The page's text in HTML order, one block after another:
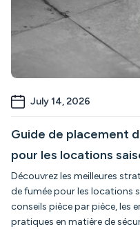
July 14, 2026
Guide de placement
pour les locations
Découvrez les meilleures
de fumée pour les locations
conseils pièce par pièce, les
pratiques en matière de